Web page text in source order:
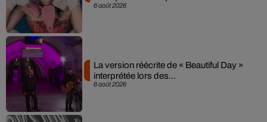
6 août 2026
6 août 2026
La version réécrite de « Beautiful Day »
interprétée lors des...